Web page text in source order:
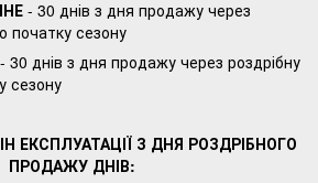
- 30 днів з дня продажу через
початку сезону
- 30 днів з дня продажу через роздрібну
сезону
ЕКСПЛУАТАЦІЇ З ДНЯ РОЗДРІБНОГО
ПРОДАЖУ ДНІВ: